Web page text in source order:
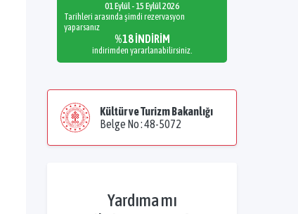
01 Eylül - 15 Eylül 2026
Tarihleri arasında şimdi rezervasyon
yaparsanız
%18 İNDİRİM
indirimden yararlanabilirsiniz.
Kültür ve Turizm Bakanlığı
Belge No : 48-5072
Yardıma mı